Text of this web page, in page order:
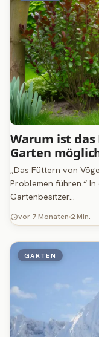
Warum ist
Garten
„Das Füttern von
Problemen führen.“
Gartenbesitzer…
vor 7 Monaten 2 Min.
GARTEN